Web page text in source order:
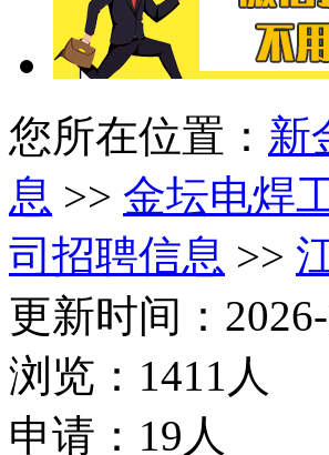
您所在位置： 新
息 >> 金坛电焊
司招聘信息 >>
更新时间：
浏览：1411人
申请：19人